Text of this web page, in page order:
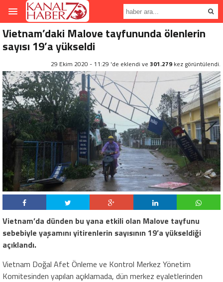
Vietnam’daki Malove tayfununda ölenlerin
sayısı 19’a yükseldi
29 Ekim 2020 - 11:29 'de eklendi ve 301.279 kez görüntülendi.
Vietnam’da dünden bu yana etkili olan Malove tayfunu
sebebiyle yaşamını yitirenlerin sayısının 19’a yükseldiği
açıklandı.
Vietnam Doğal Afet Önleme ve Kontrol Merkez Yönetim
Komitesinden yapılan açıklamada, dün merkez eyaletlerinden